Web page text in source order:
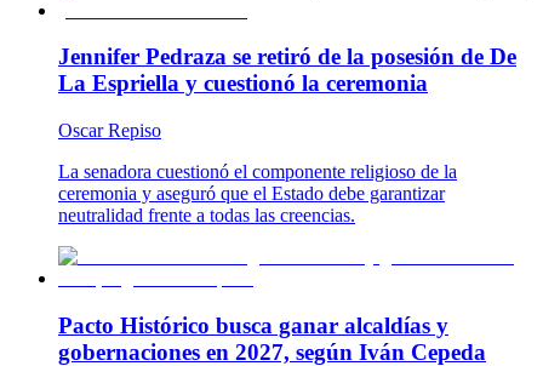
Jennifer Pedraza se retiró de la posesión de De
La Espriella y cuestionó la ceremonia
Oscar Repiso
La senadora cuestionó el componente religioso de la
ceremonia y aseguró que el Estado debe garantizar
neutralidad frente a todas las creencias.
Pacto Histórico busca ganar alcaldías y
gobernaciones en 2027, según Iván Cepeda